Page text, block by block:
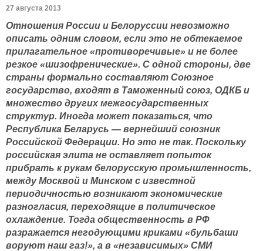
27 августа 2013
Отношения России и Белоруссии невозможно
описать одним словом, если это не обтекаемое
прилагательное «противоречивые» и не более
резкое «шизофренические». С одной стороны, две
страны формально составляют Союзное
государство, входят в Таможенный союз, ОДКБ и
множество других межгосударственных
структур. Иногда может показаться, что
Республика Беларусь — вернейший союзник
Российской Федерации. Но это не так. Поскольку
российская элита не оставляет попыток
прибрать к рукам белорусскую промышленность,
между Москвой и Минском с известной
периодичностью возникают экономические
разногласия, переходящие в политическое
охлаждение. Тогда общественность в РФ
разражается негодующими криками «бульбаши
воруют наш газ!», а в «независимых» СМИ